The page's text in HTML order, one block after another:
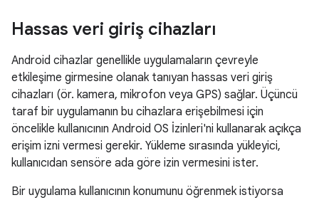
Hassas veri giriş cihazları
Android cihazlar genellikle uygulamaların çevreyle
etkileşime girmesine olanak tanıyan hassas veri giriş
cihazları (ör. kamera, mikrofon veya GPS) sağlar. Üçüncü
taraf bir uygulamanın bu cihazlara erişebilmesi için
öncelikle kullanıcının Android OS İzinleri'ni kullanarak açıkça
erişim izni vermesi gerekir. Yükleme sırasında yükleyici,
kullanıcıdan sensöre ada göre izin vermesini ister.
Bir uygulama kullanıcının konumunu öğrenmek istiyorsa